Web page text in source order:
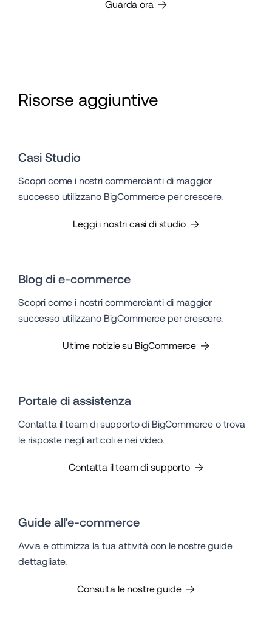
Guarda ora
Risorse aggiuntive
Casi Studio
Scopri come i nostri commercianti di maggior
successo utilizzano BigCommerce per crescere.
Leggi i nostri casi di studio
Blog di e-commerce
Scopri come i nostri commercianti di maggior
successo utilizzano BigCommerce per crescere.
Ultime notizie su BigCommerce
Portale di assistenza
Contatta il team di supporto di BigCommerce o trova
le risposte negli articoli e nei video.
Contatta il team di supporto
Guide all'e-commerce
Avvia e ottimizza la tua attività con le nostre guide
dettagliate.
Consulta le nostre guide